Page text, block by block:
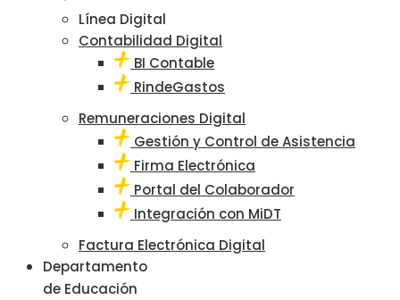
Línea Digital
Contabilidad Digital
BI Contable
RindeGastos
Remuneraciones Digital
Gestión y Control de Asistencia
Firma Electrónica
Portal del Colaborador
Integración con MiDT
Factura Electrónica Digital
Departamento
de Educación